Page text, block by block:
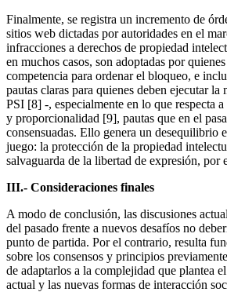
Finalmente, se registra un incremento de
sitios web dictadas por autoridades en el
infracciones a derechos de propiedad
en muchos casos, son adoptadas por
competencia para ordenar el bloqueo, e
pautas claras para quienes deben ejecutar la
PSI [8] -, especialmente en lo que respecta
y proporcionalidad [9], pautas que en el
consensuadas. Ello genera un desequilibrio
juego: la protección de la propiedad
salvaguarda de la libertad de expresión, por
III.- Consideraciones finales
A modo de conclusión, las discusiones
del pasado frente a nuevos desafíos no
punto de partida. Por el contrario, resulta
sobre los consensos y principios
de adaptarlos a la complejidad que plantea
actual y las nuevas formas de interacción